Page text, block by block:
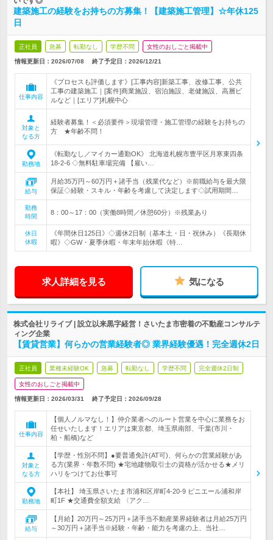
建築施工の経験をお持ちの方募集！【建築施工管理】☆年休125
日
正社員 急募 転勤なし 学歴不問 女性のおしごと掲載中
情報更新日：2026/07/08 終了予定日： 2026/12/21
仕事内容
《プロセスも評価します》[工事内容]新築工事、改修工事、公共
工事の建築施工｜[案件]商業施設、宿泊施設、老健施設、高層ビ
ルなど｜[エリア]札幌中心
対象と
なる方
経験者募集！＜必須要件＞現場管理・施工管理の経験をお持ちの
方 ★年齢不問！
勤務地
《転勤なし／マイカー通勤OK》 北海道札幌市豊平区月寒東四条
18-2-6 ◇無料駐車場完備 【雇い…
給与
月給35万円～60万円＋諸手当（残業代など）※前職給与を最大限
保証◇経験・スキル・年齢を考慮して決定します◇試用期間…
勤務
時間
8：00～17：00（実働8時間／休憩60分）※残業あり
休日
休暇
《年間休日125日》◇週休2日制（基本土・日・祝休み）《長期休
暇》◇GW・夏季休暇・年末年始休暇《特…
求人詳細を見る 気になる
株式会社リライブ | 設立以来黒字経営！さいたま市密着の不動産コンサルテ
ィング企業
【賃貸営業】何らかの営業経験者◎ 業界経験優遇！完全週休2日
正社員 業種未経験OK 急募 転勤なし 学歴不問 完全週休2日制
女性のおしごと掲載中
情報更新日：2026/03/31 終了予定日： 2026/09/28
仕事内容
【個人ノルマなし！】仲介業者へのルート営業を中心に業務をお
任せいたします！エリアは東京都、埼玉県南部、千葉(市川・
柏・船橋)など
対象と
なる方
【学歴・性別不問】●要普通免許(AT可)、何らかの営業経験があ
る方(業界・年数不問) ★宅地建物取引士の資格が活かせる★メリ
ハリをつけてお仕事可
勤務地
【本社】 埼玉県さいたま市浦和区岸町4-20-9 ピニエール浦和岸
町1F ★交通費全額支給 〈アク…
給与
【月給】20万円～25万円＋諸手当不動産業界経験者は月給25万円
～30万円＋諸手当※経験・年齢・能力を考慮の上、当社…